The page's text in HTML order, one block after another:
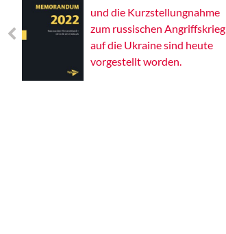
und die Kurzstellungnahme
zum russischen Angriffskrieg
auf die Ukraine sind heute
vorgestellt worden.